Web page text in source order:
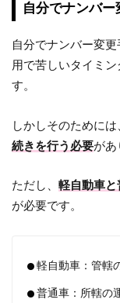
自分でナンバ
自分でナンバー変
用で苦しいタイミ
す。
しかしそのためには
続きを行う必要があ
ただし、軽自動車
が必要です。
軽自動車：管轄
普通車：所轄の